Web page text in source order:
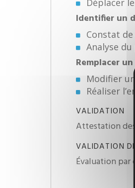
Déplacer
Identifier un
Constat de
Analyse
Remplacer
Modifier
Réaliser
VALIDATION
Attestation des
VALIDATION
Évaluation